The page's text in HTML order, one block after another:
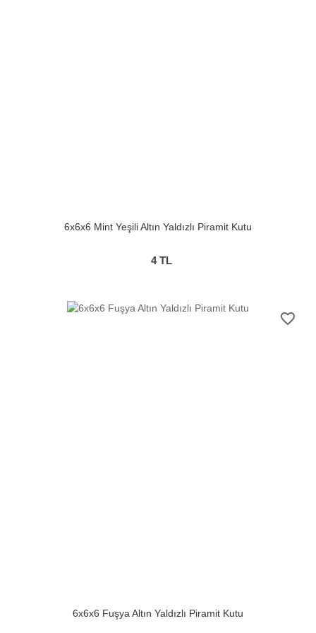
6x6x6 Mint Yeşili Altın Yaldızlı Piramit Kutu
4TL
favorite_border
6x6x6 Fuşya Altın Yaldızlı Piramit Kutu